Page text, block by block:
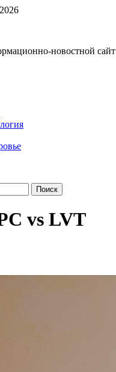
новостной сайт
vs LVT